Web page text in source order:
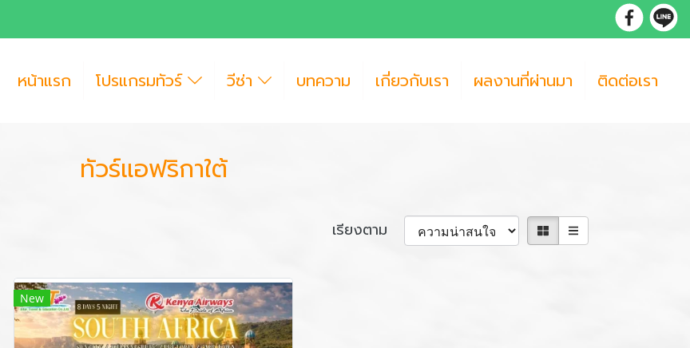
หน้าแรก โปรแกรมทัวร์ วีซ่า บทความ เกี่ยวกับเรา ผลงานที่ผ่านมา ติดต่อเรา
ทัวร์แอฟริกาใต้
เรียงตาม
New